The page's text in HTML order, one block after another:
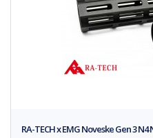
RA-TECH x EMG Noveske Gen 3 N4